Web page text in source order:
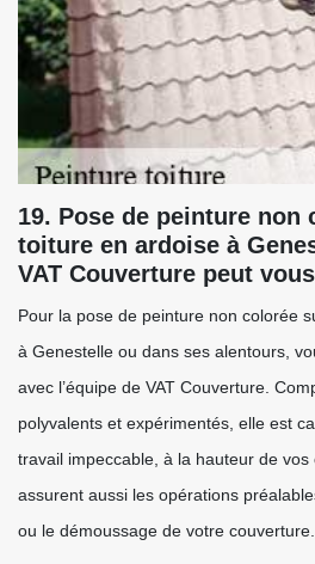
19. Pose de peinture non
toiture en ardoise à
VAT Couverture peut
Pour la pose de peinture non colorée
à Genestelle ou dans ses alentours,
avec l’équipe de VAT Couverture.
polyvalents et expérimentés, elle est
travail impeccable, à la hauteur de
assurent aussi les opérations
ou le démoussage de votre